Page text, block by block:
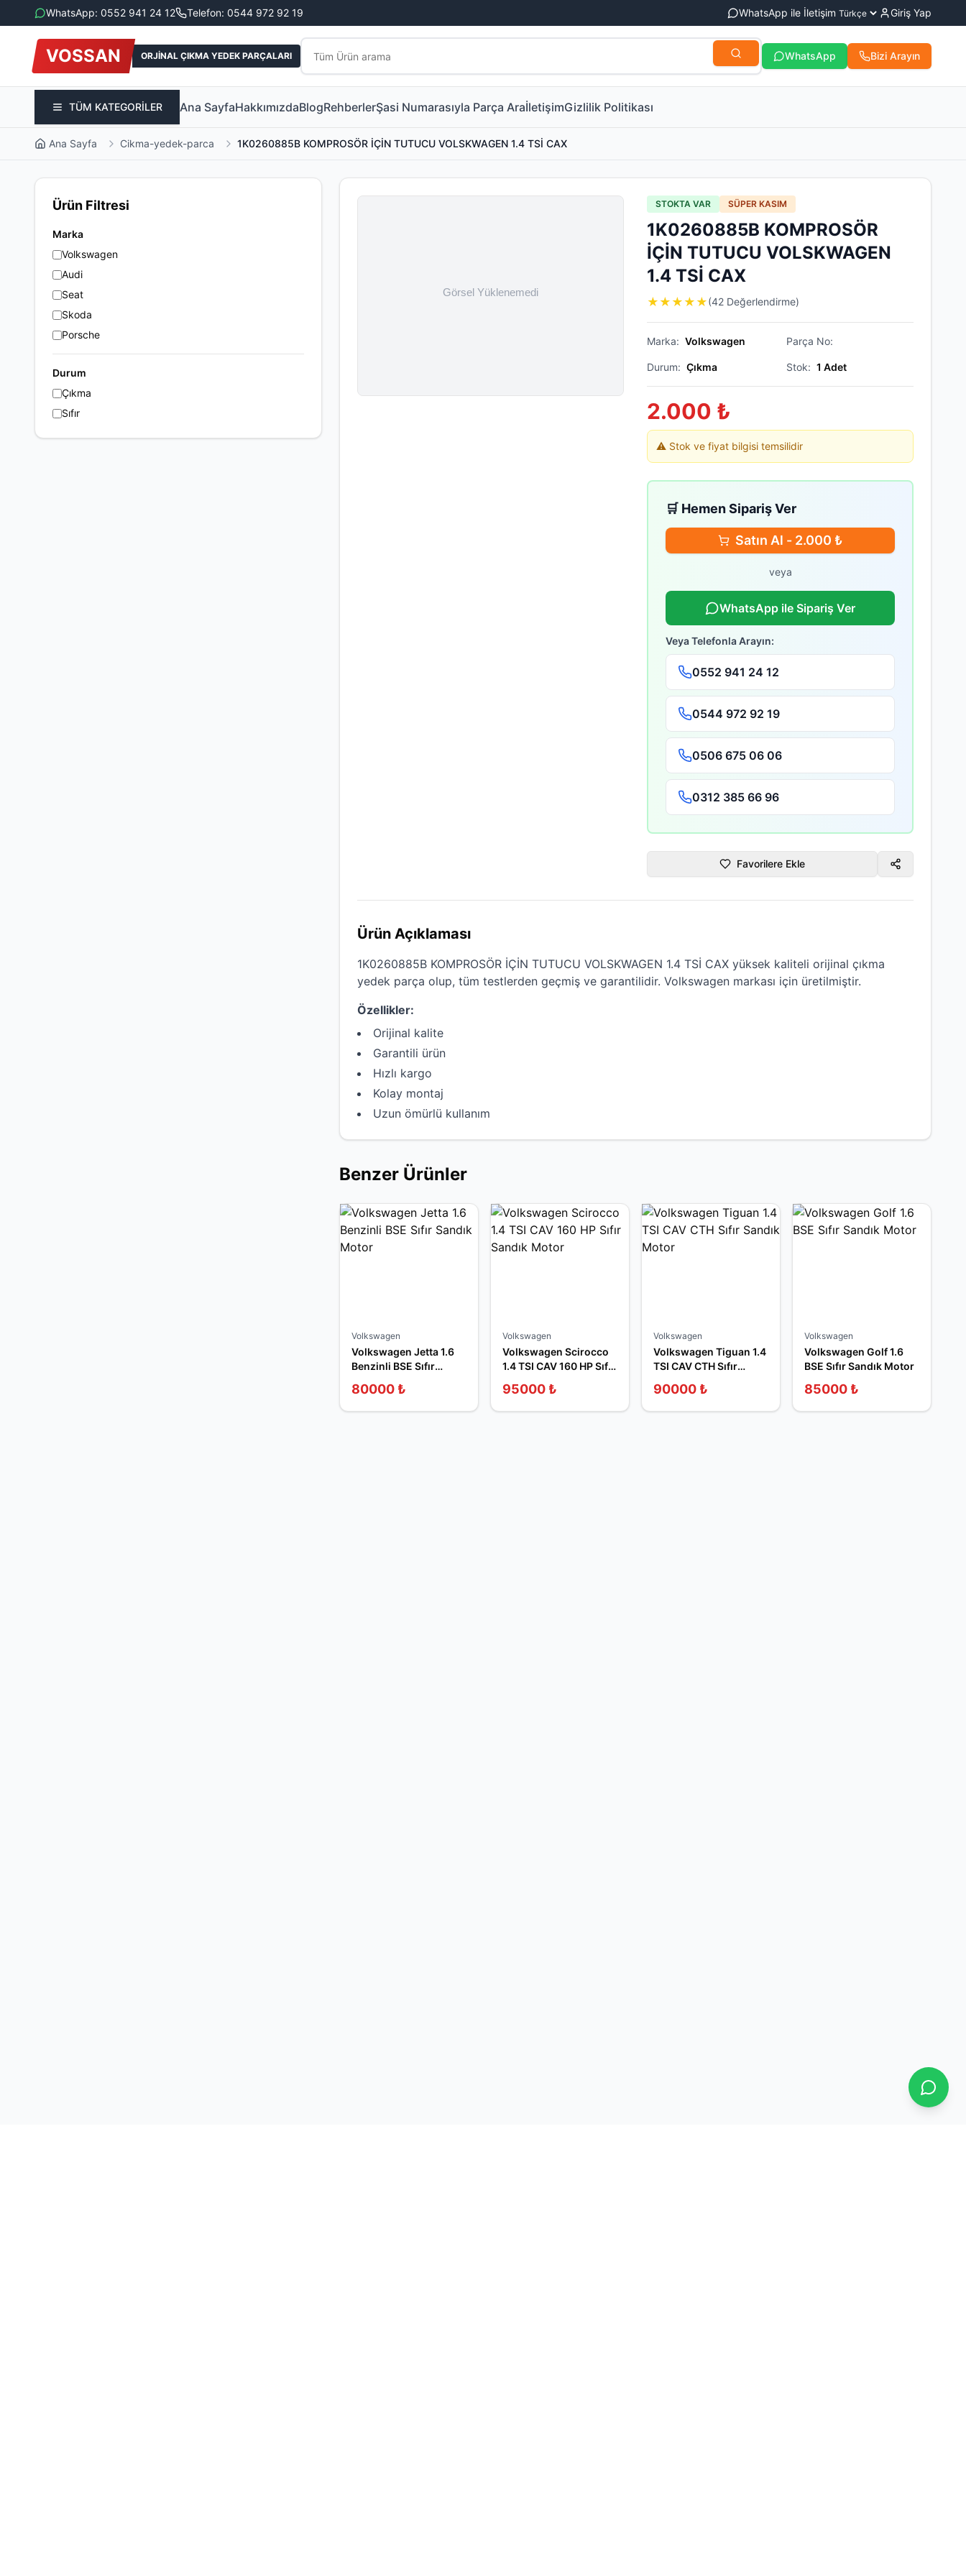
WhatsApp: 0552 941 24 12 Telefon: 0544 972 92 19 WhatsApp ile İletişim Giriş Yap
VOSSAN ORJİNAL ÇIKMA YEDEK PARÇALARI WhatsApp Bizi Arayın
TÜM KATEGORİLER Ana SayfaHakkımızdaBlogRehberlerŞasi Numarasıyla Parça AraİletişimGizlilik Politikası
Ana Sayfa Cikma-yedek-parca 1K0260885B KOMPROSÖR İÇİN TUTUCU VOLSKWAGEN 1.4 TSİ CAX
Ürün Filtresi
Marka
Volkswagen
Audi
Seat
Skoda
Porsche
Durum
Çıkma
Sıfır
STOKTA VAR SÜPER KASIM
1K0260885B KOMPROSÖR
İÇİN TUTUCU VOLSKWAGEN
1.4 TSİ CAX
★ ★ ★ ★ ★(42 Değerlendirme)
Marka: Volkswagen Parça No:
Durum: Çıkma Stok: 1 Adet
2.000 ₺
⚠️ Stok ve fiyat bilgisi temsilidir
🛒 Hemen Sipariş Ver
Satın Al - 2.000 ₺
veya
WhatsApp ile Sipariş Ver
Veya Telefonla Arayın:
0552 941 24 12
0544 972 92 19
0506 675 06 06
0312 385 66 96
Favorilere Ekle
Ürün Açıklaması
1K0260885B KOMPROSÖR İÇİN TUTUCU VOLSKWAGEN 1.4 TSİ CAX yüksek kaliteli orijinal çıkma
yedek parça olup, tüm testlerden geçmiş ve garantilidir. Volkswagen markası için üretilmiştir.
Özellikler:
Orijinal kalite
Garantili ürün
Hızlı kargo
Kolay montaj
Uzun ömürlü kullanım
Benzer Ürünler
Volkswagen
Volkswagen Jetta 1.6
Benzinli BSE Sıfır
80000 ₺
Volkswagen
Volkswagen Scirocco
1.4 TSI CAV 160 HP Sıfır
95000 ₺
Volkswagen
Volkswagen Tiguan 1.4
TSI CAV CTH Sıfır
90000 ₺
Volkswagen
Volkswagen Golf 1.6
BSE Sıfır Sandık Motor
85000 ₺